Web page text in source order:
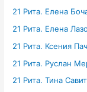
21 Рита. Елена
21 Рита. Елена
21 Рита. Ксения
21 Рита. Руслан
21 Рита. Тина